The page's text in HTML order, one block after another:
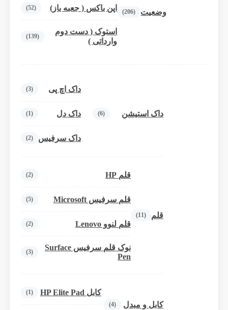
وضعیت (206) اپن باکس ( جعبه باز) (52)
استوک ( دست دوم
وارداتی )
(139)
داک استیشن (6)
داک اچ پی (3)
داک دل (1)
داک سرفیس (2)
قلم (11)
قلم HP (2)
قلم سرفیس Microsoft (5)
قلم لنوو Lenovo (2)
نوک قلم سرفیس Surface
Pen
(3)
کابل و مبدل (4)
کابل HP Elite Pad (1)